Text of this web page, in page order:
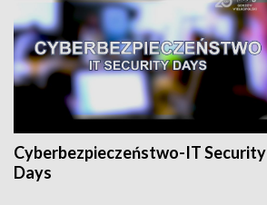
Cyberbezpieczeństwo-IT Security
Days